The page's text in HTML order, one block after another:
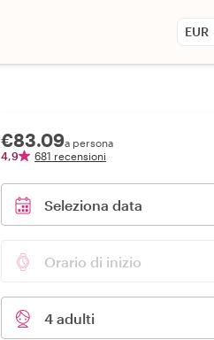
EUR
€83.09a persona
4,9
681 recensioni
Seleziona data
Orario di inizio
4 adulti